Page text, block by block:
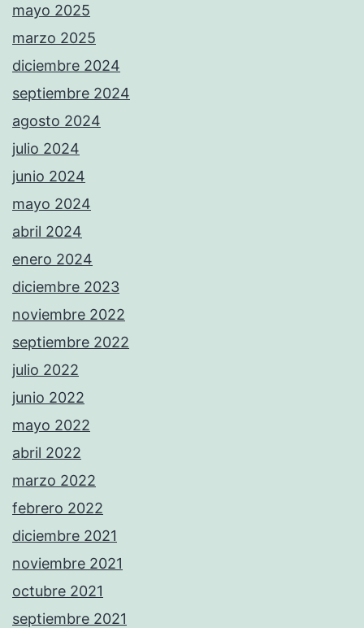
mayo 2025
marzo 2025
diciembre 2024
septiembre 2024
agosto 2024
julio 2024
junio 2024
mayo 2024
abril 2024
enero 2024
diciembre 2023
noviembre 2022
septiembre 2022
julio 2022
junio 2022
mayo 2022
abril 2022
marzo 2022
febrero 2022
diciembre 2021
noviembre 2021
octubre 2021
septiembre 2021